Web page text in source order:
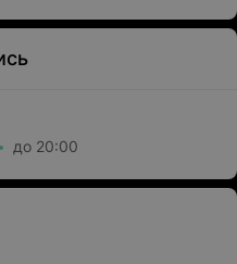
до 20:00